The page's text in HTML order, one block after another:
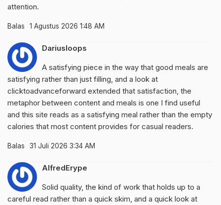
attention.
Balas 1 Agustus 2026 1:48 AM
Dariusloops
A satisfying piece in the way that good meals are
satisfying rather than just filling, and a look at
clicktoadvanceforward extended that satisfaction, the
metaphor between content and meals is one I find useful
and this site reads as a satisfying meal rather than the empty
calories that most content provides for casual readers.
Balas 31 Juli 2026 3:34 AM
AlfredErype
Solid quality, the kind of work that holds up to a
careful read rather than a quick skim, and a quick look at